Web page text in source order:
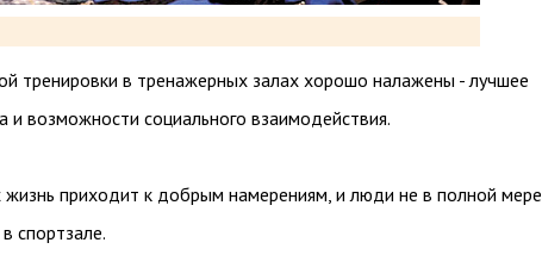
тренировки в тренажерных залах хорошо налажены - лучшее
и возможности социального взаимодействия.
жизнь приходит к добрым намерениям, и люди не в полной мере
спортзале.